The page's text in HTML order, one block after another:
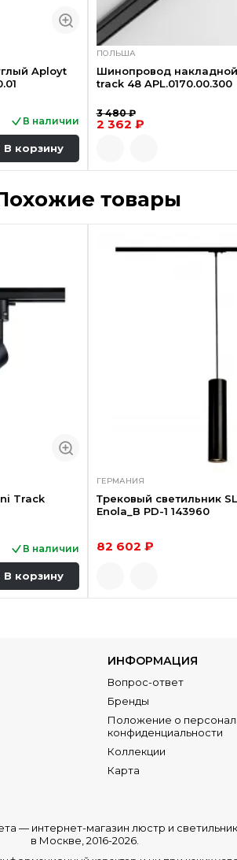
Aployt
В наличии
В корзину
ПОЛЬША
Шинопровод
track 48 APL.0170.00.300
3 480 ₽
2 362 ₽
товары
Track
В наличии
В корзину
ГЕРМАНИЯ
Трековый светильник
Enola_B PD-1 143960
82 602 ₽
ИНФОРМАЦИЯ
Вопрос-ответ
Бренды
Положение о
конфиденциальности
Коллекции
Карта
— интернет-магазин люстр и
в Москве , 2016-2026.